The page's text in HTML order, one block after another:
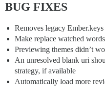
BUG FIXES
Removes legacy Ember.keys
Make replace watched
Previewing themes didn’t
An unresolved blank uri
strategy, if available
Automatically load more